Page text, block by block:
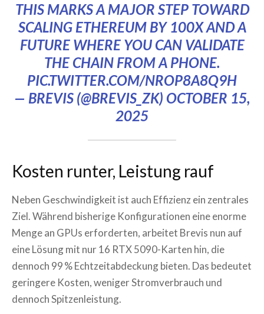
THIS MARKS A MAJOR STEP TOWARD
SCALING ETHEREUM BY 100X AND A
FUTURE WHERE YOU CAN VALIDATE
THE CHAIN FROM A PHONE.
PIC.TWITTER.COM/NROP8A8Q9H
— BREVIS (@BREVIS_ZK) OCTOBER 15,
2025
Kosten runter, Leistung rauf
Neben Geschwindigkeit ist auch Effizienz ein zentrales
Ziel. Während bisherige Konfigurationen eine enorme
Menge an GPUs erforderten, arbeitet Brevis nun auf
eine Lösung mit nur 16 RTX 5090-Karten hin, die
dennoch 99 % Echtzeitabdeckung bieten. Das bedeutet
geringere Kosten, weniger Stromverbrauch und
dennoch Spitzenleistung.